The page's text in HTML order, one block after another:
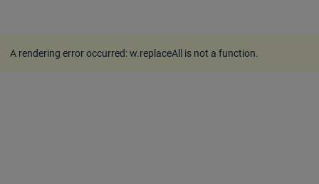
A rendering error occurred:w.replaceAll is not a function.